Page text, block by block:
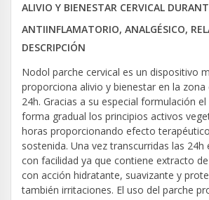
ALIVIO Y BIENESTAR CERVICAL
ANTIINFLAMATORIO, ANALGÉSICO,
DESCRIPCIÓN
Nodol parche cervical es un dispositivo
proporciona alivio y bienestar en la zona
24h. Gracias a su especial formulación
forma gradual los principios activos
horas proporcionando efecto
sostenida. Una vez transcurridas las 24h
con facilidad ya que contiene extracto
con acción hidratante, suavizante y
también irritaciones. El uso del parche